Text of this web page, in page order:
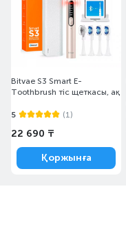
Bitvae S3 Smart E-
Toothbrush тіс щеткасы, ақ
5 (1)
22 690 ₸
Қоржынға